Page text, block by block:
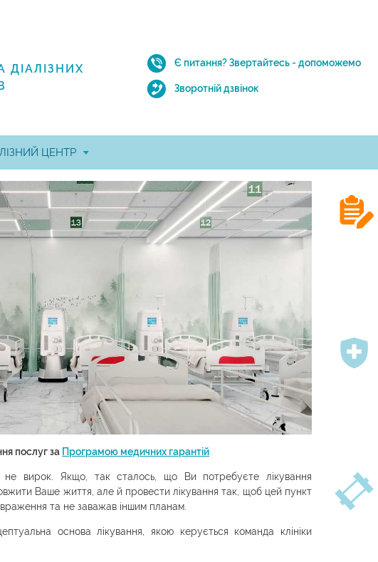
ДІАЛІЗНИХ
Є питання?Звертайтесь - допоможемо
Зворотній дзвінок
ЦЕНТР
послуг за Програмою медичних гарантій
не вирок. Якщо, так сталось, що Ви потребуєте лікування
Ваше життя, але й провести лікування так, щоб цей пункт
та не заважав іншим планам.
основа лікування, якою керується команда клініки